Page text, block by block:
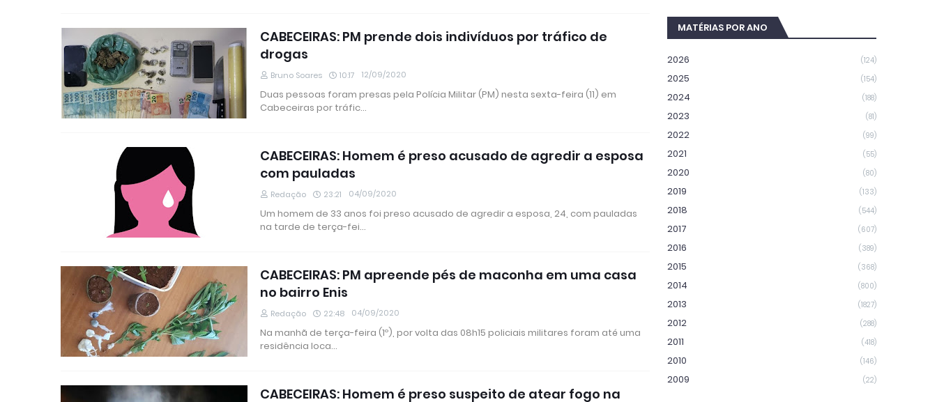
CABECEIRAS: PM prende dois indivíduos por tráfico de
drogas
Bruno Soares 10:17 12/09/2020
Duas pessoas foram presas pela Polícia Militar (PM) nesta sexta-feira (11) em
Cabeceiras por tráfic…
CABECEIRAS: Homem é preso acusado de agredir a esposa
com pauladas
Redação 23:21 04/09/2020
Um homem de 33 anos foi preso acusado de agredir a esposa, 24, com pauladas
na tarde de terça-fei…
CABECEIRAS: PM apreende pés de maconha em uma casa
no bairro Enis
Redação 22:48 04/09/2020
Na manhã de terça-feira (1º), por volta das 08h15 policiais militares foram até uma
residência loca…
CABECEIRAS: Homem é preso suspeito de atear fogo na
MATÉRIAS POR ANO
2026 (124)
2025 (154)
2024 (188)
2023 (81)
2022 (99)
2021 (55)
2020 (80)
2019 (133)
2018 (544)
2017 (607)
2016 (389)
2015 (368)
2014 (800)
2013 (1827)
2012 (288)
2011 (418)
2010 (146)
2009 (22)